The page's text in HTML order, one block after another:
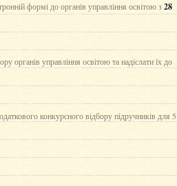
формі до органів управління освітою з28
органів управління освітою та надіслати їх до
конкурсного відбору підручників для 5